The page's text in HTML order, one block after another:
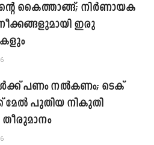
കൈത്താങ്ങ്; നിർണായക
ഇരു
പണം നൽകണം; ടെക്
മേൽ പുതിയ നികുതി